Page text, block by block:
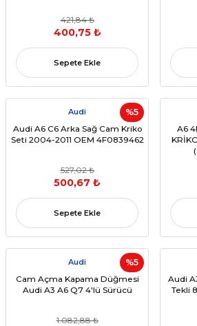
421,84 ₺
400,75 ₺
Sepete Ekle
%5
Audi
Audi A6 C6 Arka Sağ Cam Kriko
Seti 2004-2011 OEM 4F0839462
527,02 ₺
500,67 ₺
Sepete Ekle
A6
%5
Audi
Cam Açma Kapama Düğmesi
Audi A3 A6 Q7 4'lü Sürücü
1.082,88 ₺
Audi
Tekli